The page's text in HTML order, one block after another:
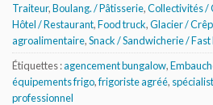
Traiteur,Boulang. / Pâtisserie,Collectivités /
Hôtel / Restaurant,Food truck,Glacier /
agroalimentaire,Snack / Sandwicherie / Fast
Étiquettes :agencement bungalow,
équipements frigo,frigoriste agréé,
professionnel